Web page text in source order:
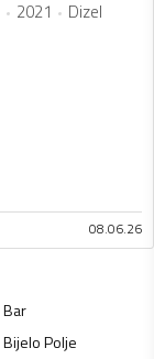
2021 Dizel
08.06.26
Bar
Bijelo Polje